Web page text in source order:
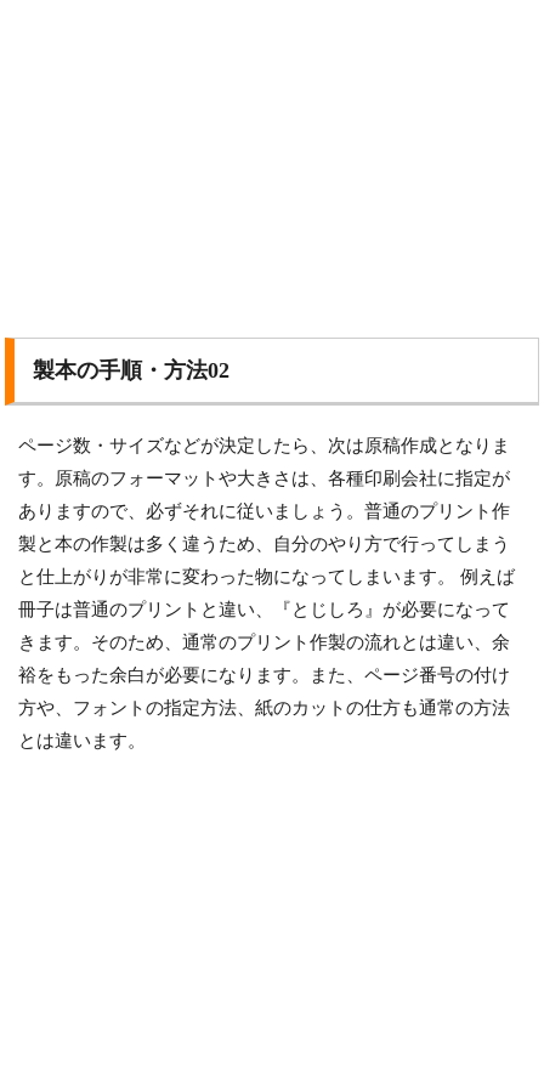
製本の手順・方法02
ページ数・サイズなどが決定したら、次は原稿作成となりま
す。原稿のフォーマットや大きさは、各種印刷会社に指定が
ありますので、必ずそれに従いましょう。普通のプリント作
製と本の作製は多く違うため、自分のやり方で行ってしまう
と仕上がりが非常に変わった物になってしまいます。 例えば
冊子は普通のプリントと違い、『とじしろ』が必要になって
きます。そのため、通常のプリント作製の流れとは違い、余
裕をもった余白が必要になります。また、ページ番号の付け
方や、フォントの指定方法、紙のカットの仕方も通常の方法
とは違います。